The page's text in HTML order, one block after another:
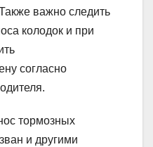
важно следить
колодок и при
согласно
тормозных
и другими